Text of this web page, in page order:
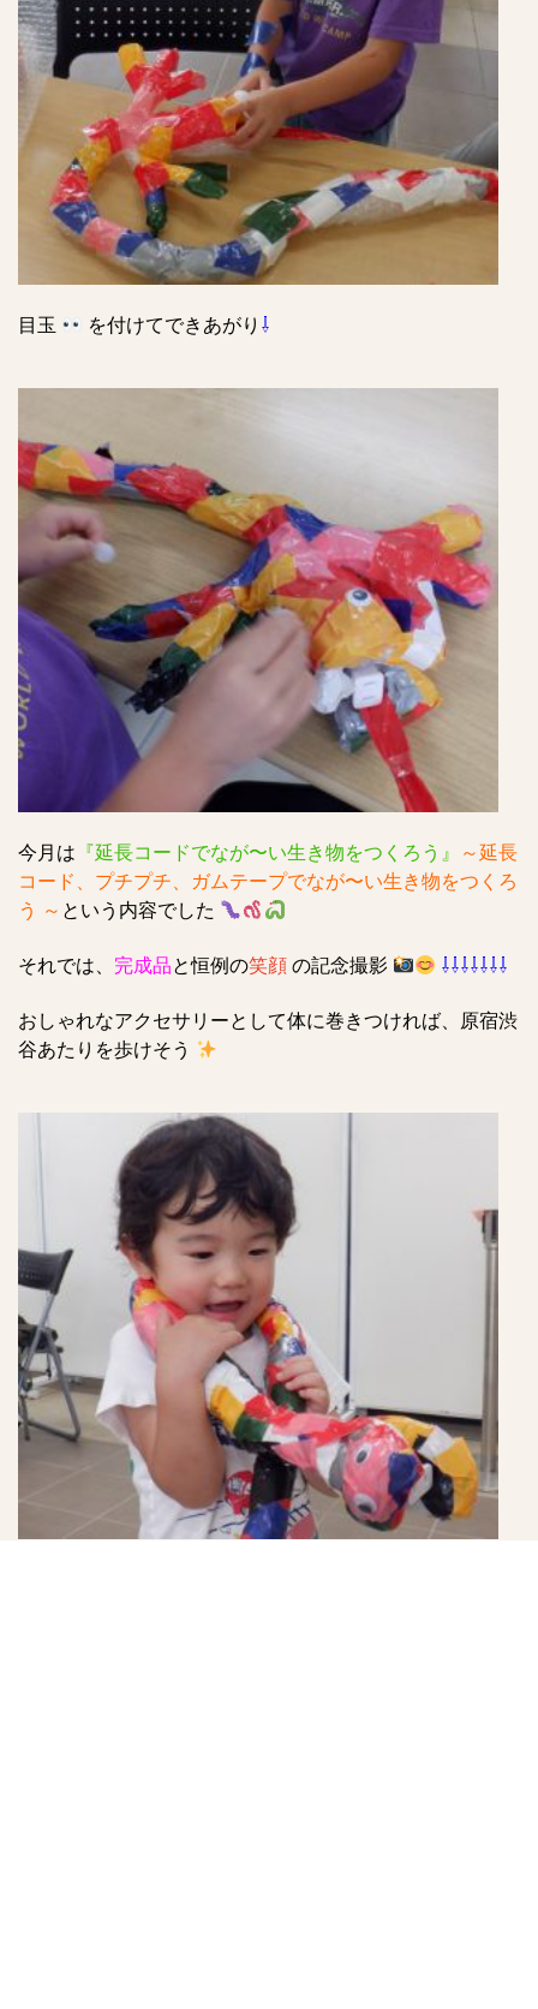
目玉 を付けてできあがり ⇩
今月は 『延長コードでなが〜い生き物をつくろう』
～延長
コード、プチプチ、ガムテープでなが〜い生き物をつくろ
う
‍‍～ という内容でした
それでは、 完成品と恒例の笑顔 の記念撮影 ⇩⇩⇩⇩⇩⇩⇩
おしゃれなアクセサリーとして体に巻きつければ、原宿渋
谷あたりを歩けそう